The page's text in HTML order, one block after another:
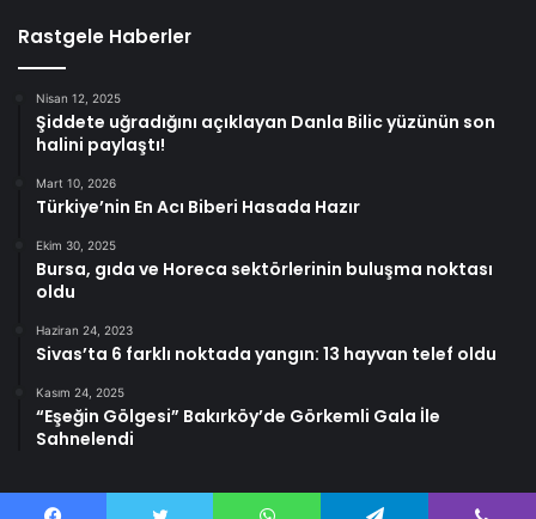
Rastgele Haberler
Nisan 12, 2025
Şiddete uğradığını açıklayan Danla Bilic yüzünün son
halini paylaştı!
Mart 10, 2026
Türkiye’nin En Acı Biberi Hasada Hazır
Ekim 30, 2025
Bursa, gıda ve Horeca sektörlerinin buluşma noktası
oldu
Haziran 24, 2023
Sivas’ta 6 farklı noktada yangın: 13 hayvan telef oldu
Kasım 24, 2025
“Eşeğin Gölgesi” Bakırköy’de Görkemli Gala İle
Sahnelendi